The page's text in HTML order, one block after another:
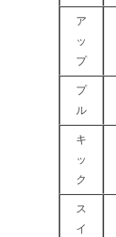
ア
ッ
プ
プ
ル
キ
ッ
ク
ス
イ